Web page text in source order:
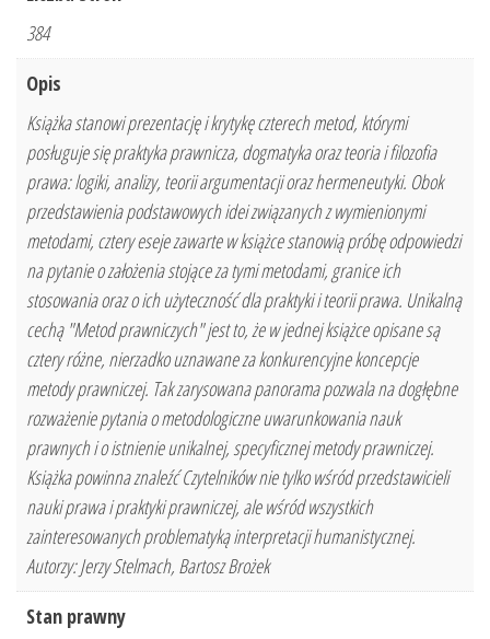
384
Opis
Książka stanowi prezentację i krytykę czterech metod, którymi
posługuje się praktyka prawnicza, dogmatyka oraz teoria i filozofia
prawa: logiki, analizy, teorii argumentacji oraz hermeneutyki. Obok
przedstawienia podstawowych idei związanych z wymienionymi
metodami, cztery eseje zawarte w książce stanowią próbę odpowiedzi
na pytanie o założenia stojące za tymi metodami, granice ich
stosowania oraz o ich użyteczność dla praktyki i teorii prawa. Unikalną
cechą "Metod prawniczych" jest to, że w jednej książce opisane są
cztery różne, nierzadko uznawane za konkurencyjne koncepcje
metody prawniczej. Tak zarysowana panorama pozwala na dogłębne
rozważenie pytania o metodologiczne uwarunkowania nauk
prawnych i o istnienie unikalnej, specyficznej metody prawniczej.
Książka powinna znaleźć Czytelników nie tylko wśród przedstawicieli
nauki prawa i praktyki prawniczej, ale wśród wszystkich
zainteresowanych problematyką interpretacji humanistycznej.
Autorzy: Jerzy Stelmach, Bartosz Brożek
Stan prawny